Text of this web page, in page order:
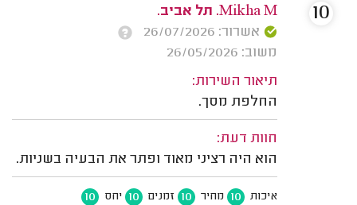
Mikha M. תל אביב.
אשרור: 26/07/2026
משוב: 26/05/2026
תיאור השירות:
החלפת מסך.
חוות דעת:
הוא היה רציני מאוד ופתר את הבעיה בשניות.
איכות 10 מחיר 10 זמנים 10 יחס 10
10